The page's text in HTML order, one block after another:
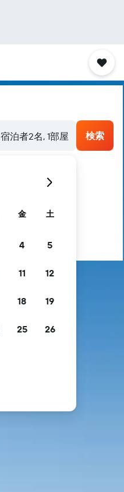
宿泊者2名, 1​部屋 検索
金 土
4 5
11 12
18 19
25 26